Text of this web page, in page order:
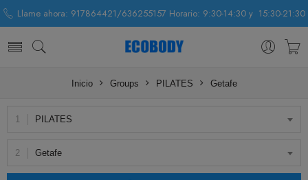
Llame ahora: 917864421/636255157 Horario: 9:30-14:30 y 15:30-21:30
Inicio Groups PILATES Getafe
PILATES
Getafe